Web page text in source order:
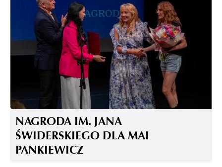
NAGRODA IM. JANA
ŚWIDERSKIEGO DLA MAI
PANKIEWICZ